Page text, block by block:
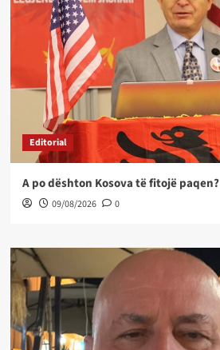
Editorial
A po dështon Kosova të fitojë paqen?
09/08/2026 0